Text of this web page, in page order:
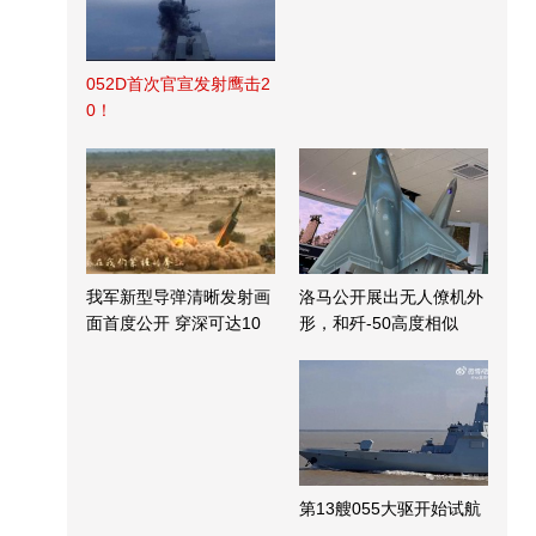
052D首次官宣发射鹰击2
0！
我军新型导弹清晰发射画
面首度公开 穿深可达10
洛马公开展出无人僚机外
形，和歼-50高度相似
第13艘055大驱开始试航